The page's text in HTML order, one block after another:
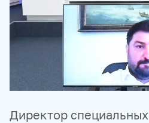
Директор